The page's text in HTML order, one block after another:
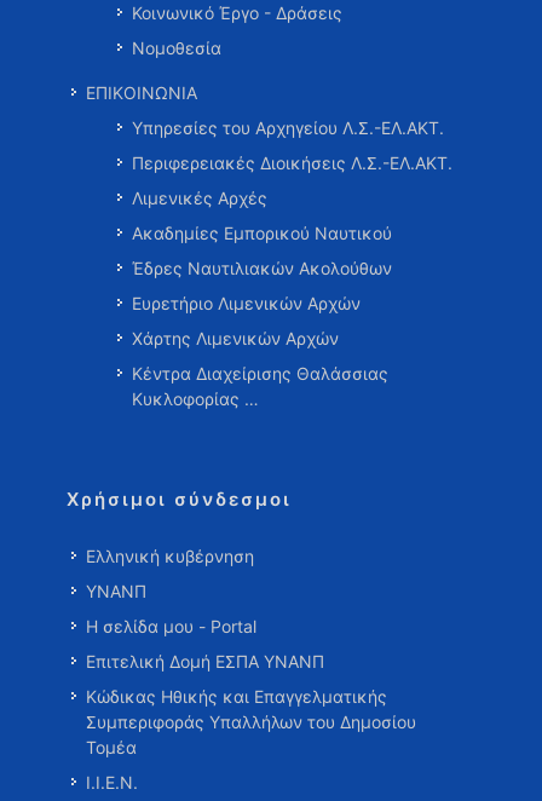
Κοινωνικό Έργο - Δράσεις
Νομοθεσία
ΕΠΙΚΟΙΝΩΝΙΑ
Υπηρεσίες του Αρχηγείου Λ.Σ.-ΕΛ.ΑΚΤ.
Περιφερειακές Διοικήσεις Λ.Σ.-ΕΛ.ΑΚΤ.
Λιμενικές Αρχές
Ακαδημίες Εμπορικού Ναυτικού
Έδρες Ναυτιλιακών Ακολούθων
Ευρετήριο Λιμενικών Αρχών
Χάρτης Λιμενικών Αρχών
Κέντρα Διαχείρισης Θαλάσσιας
Κυκλοφορίας …
Χρήσιμοι σύνδεσμοι
Ελληνική κυβέρνηση
ΥΝΑΝΠ
Η σελίδα μου - Portal
Επιτελική Δομή ΕΣΠΑ ΥΝΑΝΠ
Κώδικας Ηθικής και Επαγγελματικής
Συμπεριφοράς Υπαλλήλων του Δημοσίου
Τομέα
Ι.Ι.Ε.Ν.